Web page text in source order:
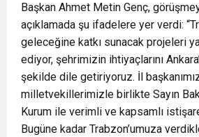
Başkan Ahmet Metin Genç,
açıklamada şu ifadelere yer verdi:
geleceğine katkı sunacak projeleri
ediyor, şehrimizin ihtiyaçlarını
şekilde dile getiriyoruz. İl
milletvekillerimizle birlikte Sayın
Kurum ile verimli ve kapsamlı
Bugüne kadar Trabzon’umuza